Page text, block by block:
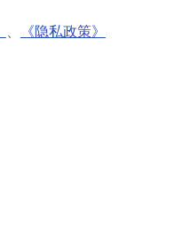
《隐私政策》